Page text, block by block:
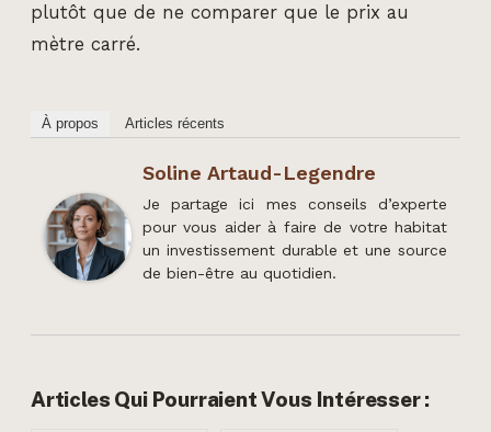
plutôt que de ne comparer que le prix au
mètre carré.
À propos Articles récents
Soline Artaud-Legendre
Je partage ici mes conseils d’experte
pour vous aider à faire de votre habitat
un investissement durable et une source
de bien-être au quotidien.
Articles Qui Pourraient Vous Intéresser :